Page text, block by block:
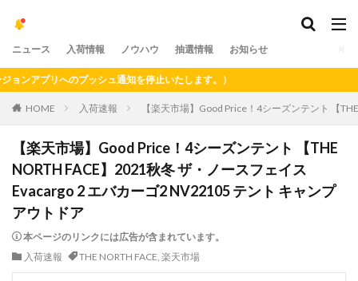
ニュース 入荷情報 ノウハウ 抽選情報 お知らせ
プリへのプッシュ通知を停止いたします。）
HOME 入荷速報 【楽天市場】Good Price！4シーズンテント 【
【楽天市場】Good Price！4シーズンテント 【THE
NORTH FACE】2021秋冬 ザ・ノースフェイス
Evacargo 2 エバカーゴ2 NV22105 テント キャンプ
アウトドア
本ページのリンクには広告が含まれています。
入荷速報
THE NORTH FACE, 楽天市場